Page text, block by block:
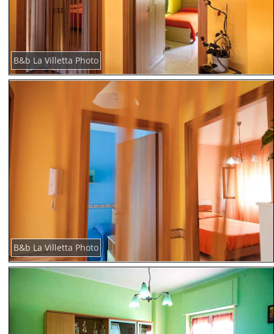
B&b La Villetta Photo
B&b La Villetta Photo